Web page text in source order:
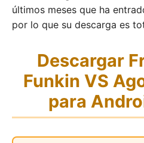
últimos meses que ha
por lo que su descarga es
Descargar
Funkin VS
para